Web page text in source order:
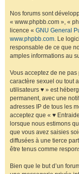
Nos forums sont
« www.phpbb.com », «
licence « GNU General
www.phpbb.com . Le
responsable de ce que
amples informations au
Vous acceptez de ne
caractère sexuel ou tout
utilisateurs ♥ » est
permanent, avec une
adresses IP de tous les
acceptez que « ♥
lorsque nous estimons
que vous avez saisies
diffusées à une tierce
être tenus comme
Bien que le but d’un